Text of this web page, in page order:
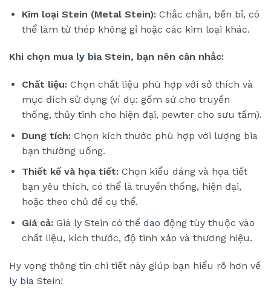
Kim loại Stein (Metal Stein):Chắc chắn, bền bỉ, có
thể làm từ thép không gỉ hoặc các kim loại khác.
Khi chọn mua ly biaStein, bạn nên cân nhắc:
Chất liệu:Chọn chất liệu phù hợp với sở thích và
mục đích sử dụng (ví dụ: gốm sứ cho truyền
thống, thủy tinh cho hiện đại, pewter cho sưu tầm).
Dung tích:Chọn kích thước phù hợp với lượng bia
bạn thường uống.
Thiết kế và họa tiết:Chọn kiểu dáng và họa tiết
bạn yêu thích, có thể là truyền thống, hiện đại,
hoặc theo chủ đề cụ thể.
Giá cả:Giá ly Stein có thể dao động tùy thuộc vào
chất liệu, kích thước, độ tinh xảo và thương hiệu.
Hy vọng thông tin chi tiết này giúp bạn hiểu rõ hơn về
ly bia Stein!